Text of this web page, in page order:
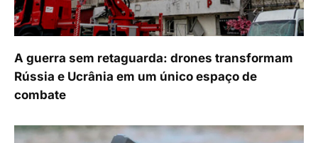
A guerra sem retaguarda: drones transformam
Rússia e Ucrânia em um único espaço de
combate